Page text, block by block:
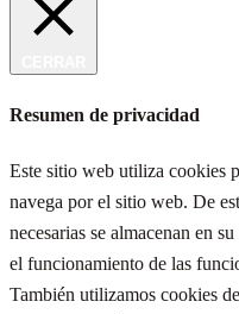
Resumen de privacidad
Este sitio web utiliza cookies
navega por el sitio web. De
necesarias se almacenan en
el funcionamiento de las
También utilizamos cookies